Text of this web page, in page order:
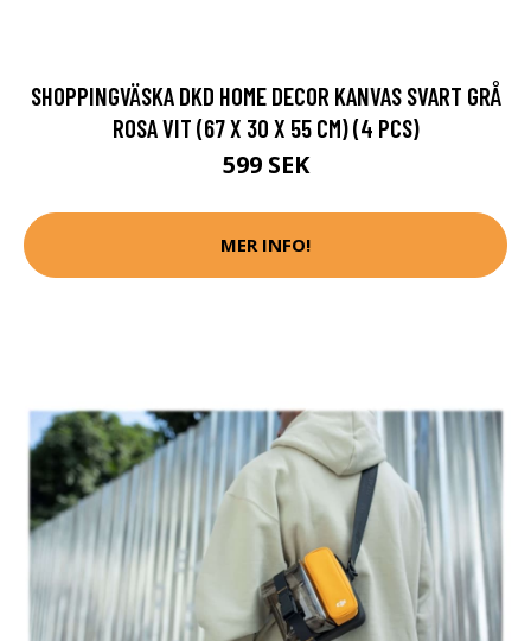
SHOPPINGVÄSKA DKD HOME DECOR KANVAS SVART GRÅ
ROSA VIT (67 X 30 X 55 CM) (4 PCS)
599 SEK
MER INFO!